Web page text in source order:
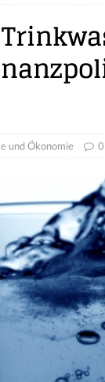
und Ökonomie 0